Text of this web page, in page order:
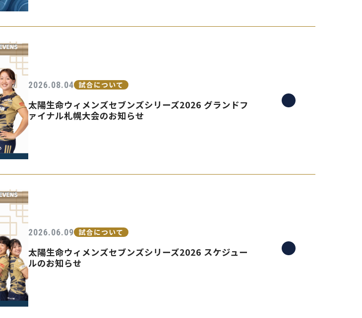
2026.08.04 試合について
太陽生命ウィメンズセブンズシリーズ2026 グランドフ
ァイナル札幌大会のお知らせ
2026.06.09 試合について
太陽生命ウィメンズセブンズシリーズ2026 スケジュー
ルのお知らせ